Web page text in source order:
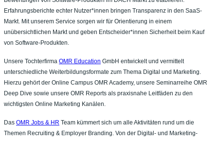
Erfahrungsberichte echter Nutzer*innen bringen Transparenz in den SaaS-
Markt. Mit unserem Service sorgen wir für Orientierung in einem
unübersichtlichen Markt und geben Entscheider*innen Sicherheit beim Kauf
von Software-Produkten.
Unsere Tochterfirma OMR Education GmbH entwickelt und vermittelt
unterschiedliche Weiterbildungsformate zum Thema Digital und Marketing.
Hierzu gehört der Online Campus OMR Academy, unsere Seminarreihe OMR
Deep Dive sowie unsere OMR Reports als praxisnahe Leitfäden zu den
wichtigsten Online Marketing Kanälen.
Das OMR Jobs & HR Team kümmert sich um alle Aktivitäten rund um die
Themen Recruiting & Employer Branding. Von der Digital- und Marketing-